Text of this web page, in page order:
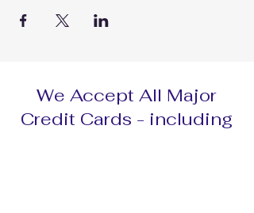
We Accept All Major
Credit Cards - including